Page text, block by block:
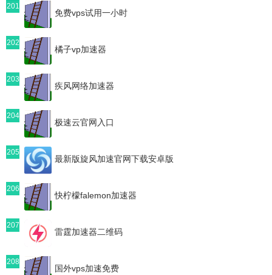
201
免费vps试用一小时
202
橘子vp加速器
203
疾风网络加速器
204
极速云官网入口
205
最新版旋风加速官网下载安卓版
206
快柠檬falemon加速器
207
雷霆加速器二维码
208
国外vps加速免费